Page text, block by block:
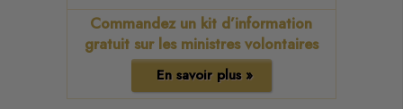
Commandez un kit d’information
gratuit sur les ministres volontaires
En savoir plus »